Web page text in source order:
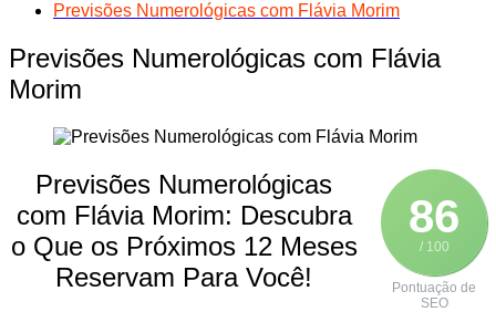
Previsões Numerológicas com Flávia Morim
Previsões Numerológicas com Flávia
Morim
86
/ 100
Pontuação de
SEO
Previsões Numerológicas
com Flávia Morim: Descubra
o Que os Próximos 12 Meses
Reservam Para Você!